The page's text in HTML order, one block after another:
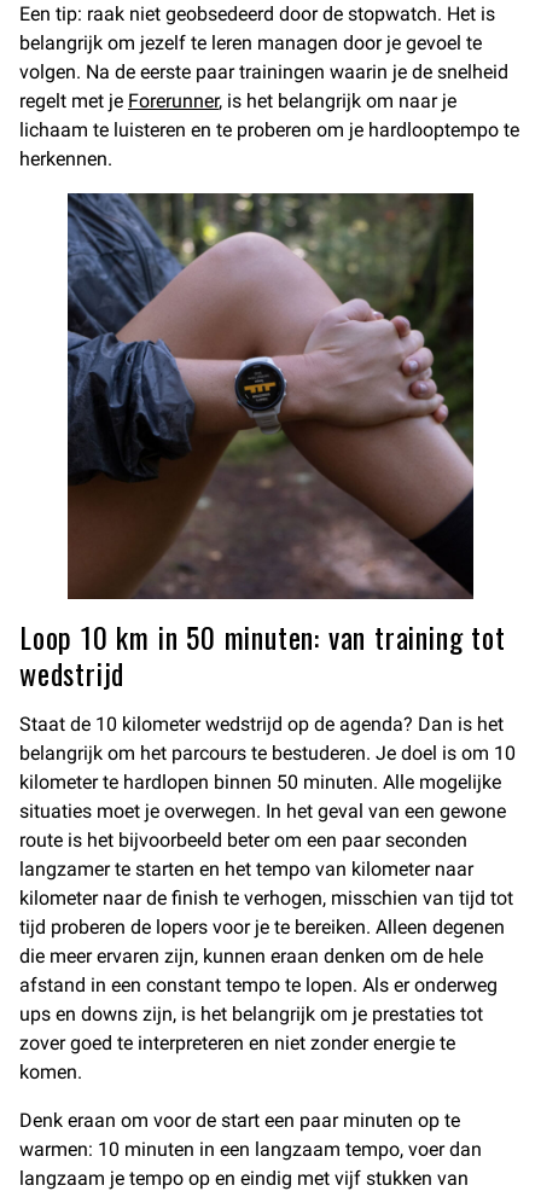
Een tip: raak niet geobsedeerd door de stopwatch. Het is
belangrijk om jezelf te leren managen door je gevoel te
volgen. Na de eerste paar trainingen waarin je de snelheid
regelt met je Forerunner, is het belangrijk om naar je
lichaam te luisteren en te proberen om je hardlooptempo te
herkennen.
Loop 10 km in 50 minuten: van training tot
wedstrijd
Staat de 10 kilometer wedstrijd op de agenda? Dan is het
belangrijk om het parcours te bestuderen. Je doel is om 10
kilometer te hardlopen binnen 50 minuten. Alle mogelijke
situaties moet je overwegen. In het geval van een gewone
route is het bijvoorbeeld beter om een paar seconden
langzamer te starten en het tempo van kilometer naar
kilometer naar de finish te verhogen, misschien van tijd tot
tijd proberen de lopers voor je te bereiken. Alleen degenen
die meer ervaren zijn, kunnen eraan denken om de hele
afstand in een constant tempo te lopen. Als er onderweg
ups en downs zijn, is het belangrijk om je prestaties tot
zover goed te interpreteren en niet zonder energie te
komen.
Denk eraan om voor de start een paar minuten op te
warmen: 10 minuten in een langzaam tempo, voer dan
langzaam je tempo op en eindig met vijf stukken van